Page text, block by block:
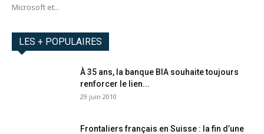
Microsoft et...
LES + POPULAIRES
À 35 ans, la banque BIA souhaite toujours
renforcer le lien...
29 juin 2010
Frontaliers français en Suisse : la fin d’une